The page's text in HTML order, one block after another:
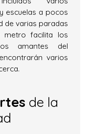
escuelas a pocos
de varias paradas
metro facilita los
amantes del
varios
de la